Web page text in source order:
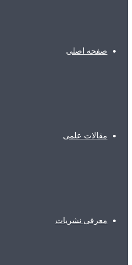
صفحه اصلی
مقالات علمی
معرفی نشریات